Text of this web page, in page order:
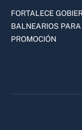
FORTALECE
BALNEARIOS
PROMOCIÓN